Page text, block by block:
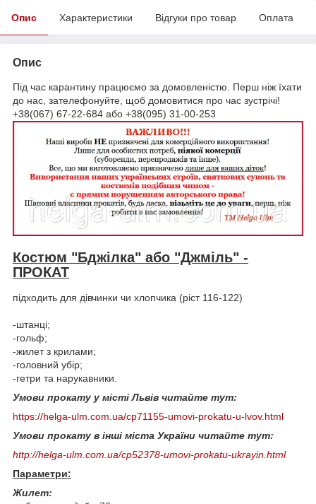
Опис Характеристики Відгуки про товар Оплата
Опис
Під час карантину працюємо за домовленістю. Перш ніж їхати
до нас, зателефонуйте, щоб домовитися про час зустрічі!
+38(067) 67-22-684 або +38(095) 31-00-253
Костюм "Бджілка" або "Джміль" -
ПРОКАТ
підходить для дівчинки чи хлопчика (ріст 116-122)
-штанці;
-гольф;
-жилет з крилами;
-головний убір;
-гетри та нарукавники.
Умови прокату у місті Львів читайте тут:
https://helga-ulm.com.ua/cp71155-umovi-prokatu-u-lvov.html
Умови прокату в інші міста України читайте тут:
http://helga-ulm.com.ua/cp52378-umovi-prokatu-ukrayin.html
Параметри:
Жилет: